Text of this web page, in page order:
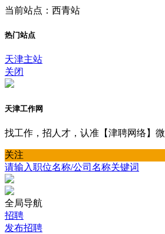
当前站点：西青站
热门站点
天津主站
关闭
天津工作网
找工作，招人才，认准【津聘网络】微
关注
请输入职位名称/公司名称关键词
全局导航
招聘
发布招聘